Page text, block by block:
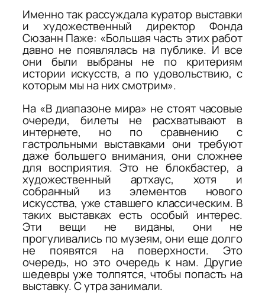
Именно так рассуждала куратор выставки
и художественный директор Фонда
Сюзанн Паже: «Большая часть этих работ
давно не появлялась на публике. И все
они были выбраны не по критериям
истории искусств, а по удовольствию, с
которым мы на них смотрим».
На «В диапазоне мира» не стоят часовые
очереди, билеты не расхватывают в
интернете, но по сравнению с
гастрольными выставками они требуют
даже большего внимания, они сложнее
для восприятия. Это не блокбастер, а
художественный артхаус, хотя и
собранный из элементов нового
искусства, уже ставшего классическим. В
таких выставках есть особый интерес.
Эти вещи не виданы, они не
прогуливались по музеям, они еще долго
не появятся на поверхности. Это
очередь, но это очередь к нам. Другие
шедевры уже толпятся, чтобы попасть на
выставку. С утра занимали.